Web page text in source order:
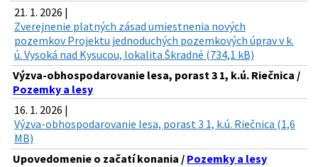
21. 1. 2026 |
Zverejnenie platných zásad umiestnenia nových
pozemkov Projektu jednoduchých pozemkových úprav v k.
ú. Vysoká nad Kysucou, lokalita Škradné (734,1 kB)
Výzva-obhospodarovanie lesa, porast 3 1, k.ú. Riečnica /
Pozemky a lesy
16. 1. 2026 |
Výzva-obhospodarovanie lesa, porast 3 1, k.ú. Riečnica (1,6
MB)
Upovedomenie o začatí konania / Pozemky a lesy